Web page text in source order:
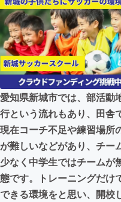
アート・写真
テクノロジー・
映像・映画
ビジネス・起業
まちづくり・地
CAMPFIRE for
CAMPFIREふるさ
愛知県新城市では、部活動
行という流れもあり、田舎
現在コーチ不足や練習場所
が難しいなどがあり、チー
少なく中学生ではチームが
態です。トレーニングだけ
できる環境をと思い、開校